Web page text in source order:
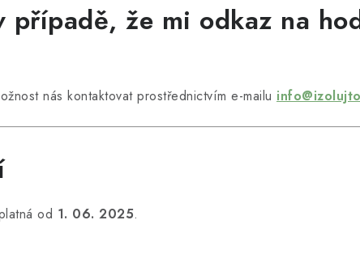
případě, že mi odkaz na
nás kontaktovat prostřednictvím e-mailu
od 1. 06. 2025.